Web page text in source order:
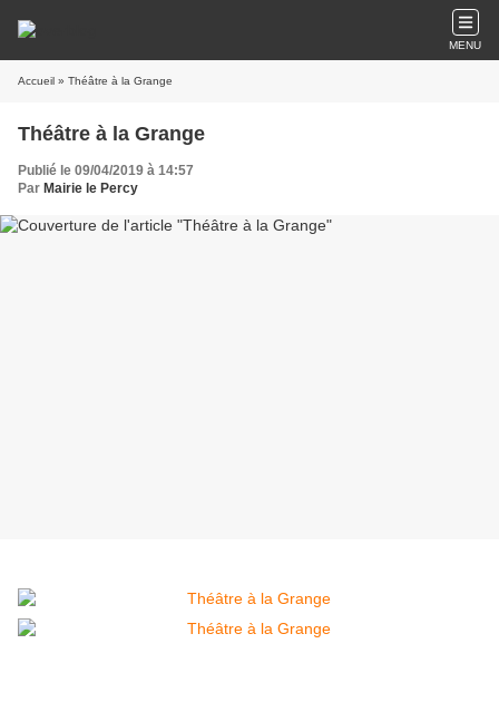
MENU
Accueil » Théâtre à la Grange
Théâtre à la Grange
Publié le 09/04/2019 à 14:57
Par Mairie le Percy